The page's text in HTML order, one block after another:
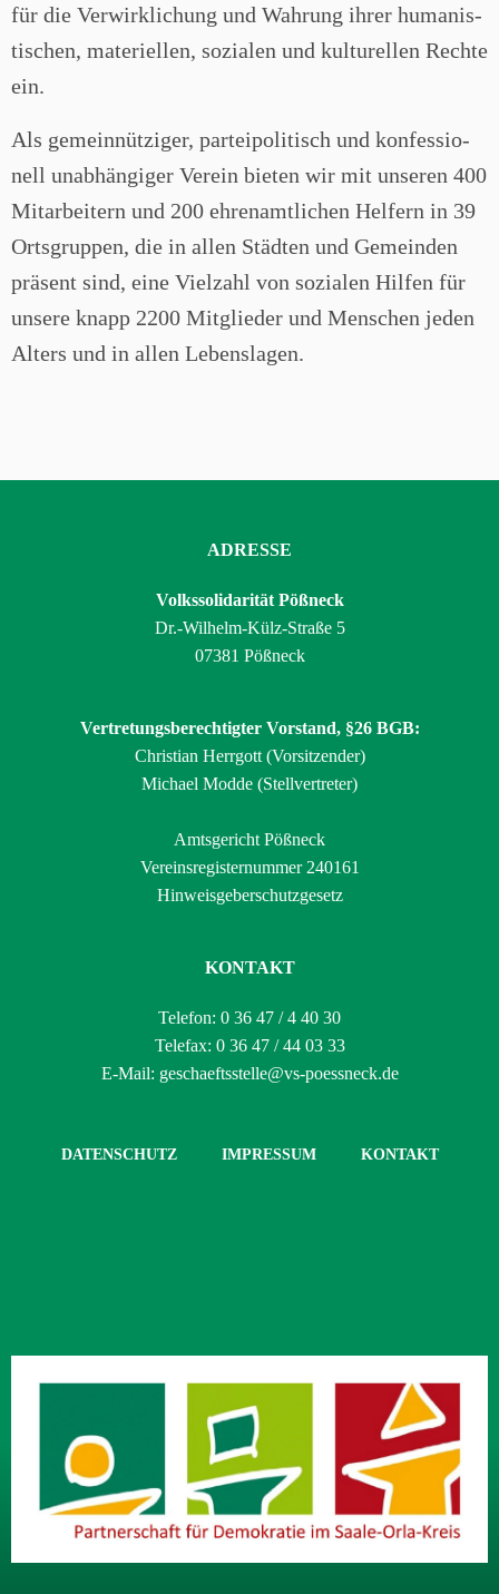
für die Ver­wirk­li­chung und Wah­rung ihrer huma­nis­
ti­schen, mate­ri­el­len, sozia­len und kul­tu­rel­len Rech­te
ein.
Als gemein­nüt­zi­ger, par­tei­po­li­tisch und kon­fes­sio­
nell unab­hän­gi­ger Ver­ein bie­ten wir mit unse­ren 400
Mit­ar­bei­tern und 200 ehren­amt­li­chen Hel­fern in 39
Orts­grup­pen, die in allen Städ­ten und Gemein­den
prä­sent sind, eine Viel­zahl von sozia­len Hil­fen für
unse­re knapp 2200 Mit­glie­der und Men­schen jeden
Alters und in allen Lebens­la­gen.
ADRESSE
Volkssolidarität Pößneck
Dr.-Wilhelm-Külz-Straße 5
07381 Pößneck
Vertretungsberechtigter Vorstand, §26 BGB:
Christian Herrgott (Vorsitzender)
Michael Modde (Stellvertreter)
Amtsgericht Pößneck
Vereinsregisternummer 240161
Hinweisgeberschutzgesetz
KONTAKT
Telefon: 0 36 47 / 4 40 30
Telefax: 0 36 47 / 44 03 33
E-Mail: geschaeftsstelle@vs-poessneck.de
DATENSCHUTZ IMPRESSUM KONTAKT